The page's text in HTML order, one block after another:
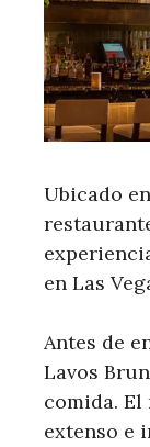
Ubicado
en Las
Antes de
Lavos
comida. El
extenso e